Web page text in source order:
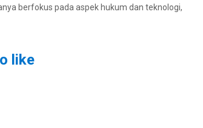
berfokus pada aspek hukum dan teknologi,
like